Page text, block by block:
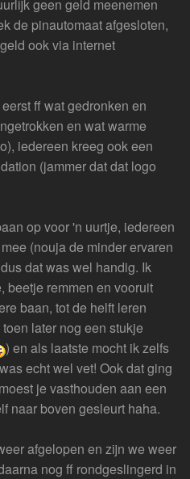
geen geld meenemen
de pinautomaat afgesloten,
ook via internet
ff wat gedronken en
en wat warme
iedereen kreeg ook een
(jammer dat dat logo
op voor 'n uurtje, iedereen
(nouja de minder ervaren
dat was wel handig. Ik
beetje remmen en vooruit
baan, tot de helft leren
later nog een stukje
) en als laatste mocht ik zelfs
echt wel vet! Ook dat ging
je vasthouden aan een
naar boven gesleurt haha.
afgelopen en zijn we weer
nog ff rondgeslingerd in